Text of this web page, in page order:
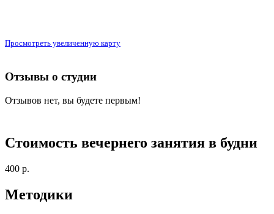
Просмотреть увеличенную карту
Отзывы о студии
Отзывов нет, вы будете первым!
Стоимость вечернего занятия в будни
400 р.
Методики